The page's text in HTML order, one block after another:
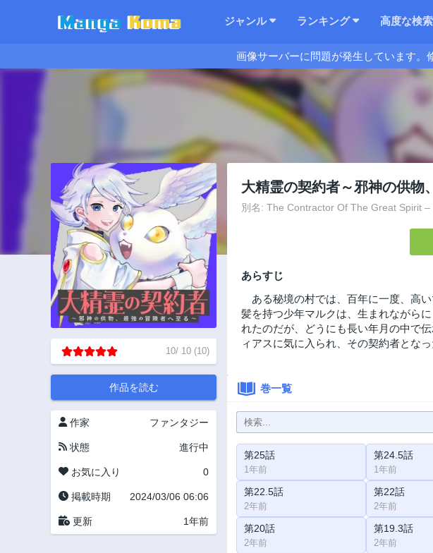
ジャンル ランキング 高度な検索
画像サーバーに問題が発生しています。
10/ 10 (10)
作品を読む
作家 ファンタジー
状態 進行中
お気に入り 0
掲載時期 2024/03/06 06:06
更新 1年前
大精霊の契約者～邪神の供物
別名: The Contractor Of The Great Spirit
あらすじ
ある秘境の村では、百年に一度、高
髪を持つ少年マルクは、生まれながら
れたのだが、どうにも長い年月の中
ィアスに気に入られ、その契約者とな
巻一覧
第25話
1年前
第24.5話
1年前
第22.5話
2年前
第22話
2年前
第20話
2年前
第19.3話
2年前